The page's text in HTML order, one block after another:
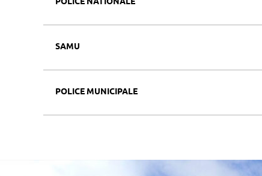
SAMU
POLICE MUNICIPALE